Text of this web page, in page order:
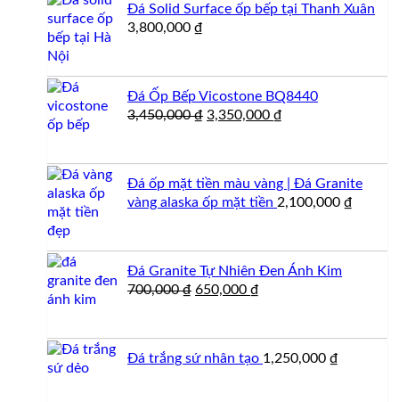
Đá Solid Surface ốp bếp tại Thanh Xuân
3,800,000 ₫
Đá Ốp Bếp Vicostone BQ8440
3,450,000₫ Giá
3,350,000 ₫
3,350,000 ₫.
Đá ốp mặt tiền màu vàng | Đá Granite
vàng alaska ốp mặt tiền 2,100,000 ₫
Đá Granite Tự Nhiên Đen Ánh Kim
700,000₫ Giá
650,000 ₫
650,000 ₫.
Đá trắng sứ nhân tạo 1,250,000 ₫